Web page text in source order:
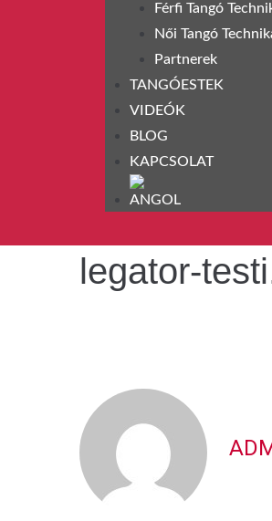
Férfi Tangó
Női Tangó
Partnerek
TANGÓESTEK
VIDEÓK
BLOG
KAPCSOLAT
legator-